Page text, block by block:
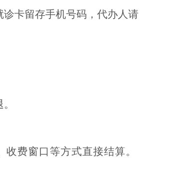
卡留存手机号码，代办人请
费窗口等方式直接结算。